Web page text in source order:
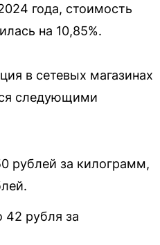
года, стоимость
на 10,85%.
в сетевых магазинах
следующими
рублей за килограмм,
рубля за